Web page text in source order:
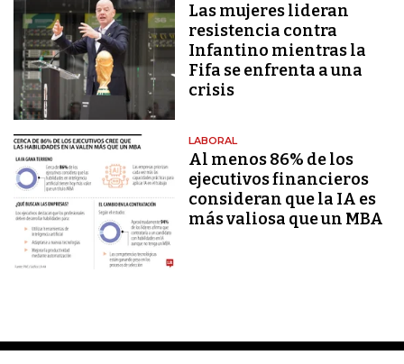
Las mujeres lideran
resistencia contra
Infantino mientras la
Fifa se enfrenta a una
crisis
LABORAL
Al menos 86% de los
ejecutivos financieros
consideran que la IA es
más valiosa que un MBA